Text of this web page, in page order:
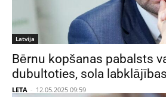
Latvija
Bērnu kopšanas pabalsts
dubultoties, sola
LETA - 12.05.2025 09:59